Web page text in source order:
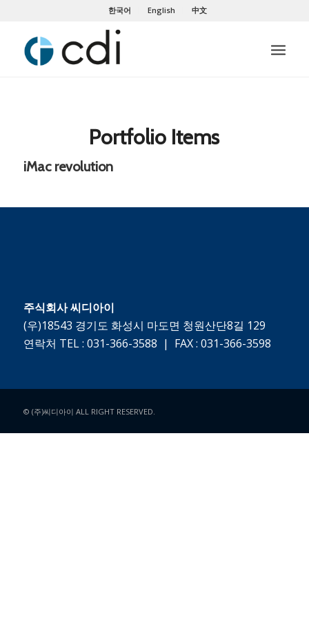
한국어 English 中文
Portfolio Items
iMac revolution
주식회사 씨디아이
(우)18543 경기도 화성시 마도면 청원산단8길 129
연락처 TEL : 031-366-3588 | FAX : 031-366-3598
© (주)씨디아이 ALL RIGHT RESERVED.